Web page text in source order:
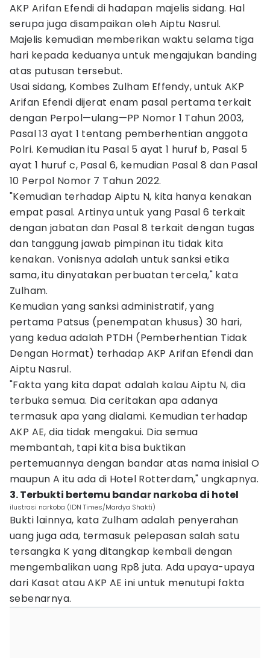
AKP Arifan Efendi di hadapan majelis sidang. Hal
serupa juga disampaikan oleh Aiptu Nasrul.
Majelis kemudian memberikan waktu selama tiga
hari kepada keduanya untuk mengajukan banding
atas putusan tersebut.
Usai sidang, Kombes Zulham Effendy, untuk AKP
Arifan Efendi dijerat enam pasal pertama terkait
dengan Perpol—ulang—PP Nomor 1 Tahun 2003,
Pasal 13 ayat 1 tentang pemberhentian anggota
Polri. Kemudian itu Pasal 5 ayat 1 huruf b, Pasal 5
ayat 1 huruf c, Pasal 6, kemudian Pasal 8 dan Pasal
10 Perpol Nomor 7 Tahun 2022.
"Kemudian terhadap Aiptu N, kita hanya kenakan
empat pasal. Artinya untuk yang Pasal 6 terkait
dengan jabatan dan Pasal 8 terkait dengan tugas
dan tanggung jawab pimpinan itu tidak kita
kenakan. Vonisnya adalah untuk sanksi etika
sama, itu dinyatakan perbuatan tercela," kata
Zulham.
Kemudian yang sanksi administratif, yang
pertama Patsus (penempatan khusus) 30 hari,
yang kedua adalah PTDH (Pemberhentian Tidak
Dengan Hormat) terhadap AKP Arifan Efendi dan
Aiptu Nasrul.
"Fakta yang kita dapat adalah kalau Aiptu N, dia
terbuka semua. Dia ceritakan apa adanya
termasuk apa yang dialami. Kemudian terhadap
AKP AE, dia tidak mengakui. Dia semua
membantah, tapi kita bisa buktikan
pertemuannya dengan bandar atas nama inisial O
maupun A itu ada di Hotel Rotterdam," ungkapnya.
3. Terbukti bertemu bandar narkoba di hotel
ilustrasi narkoba (IDN Times/Mardya Shakti)
Bukti lainnya, kata Zulham adalah penyerahan
uang juga ada, termasuk pelepasan salah satu
tersangka K yang ditangkap kembali dengan
mengembalikan uang Rp8 juta. Ada upaya-upaya
dari Kasat atau AKP AE ini untuk menutupi fakta
sebenarnya.